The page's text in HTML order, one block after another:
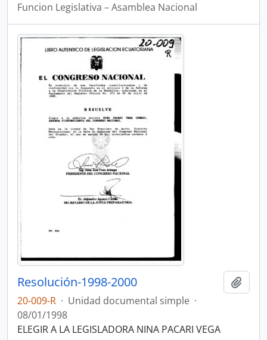
Funcion Legislativa – Asamblea Nacional
Resolución-1998-2000
20-009-R · Unidad documental simple ·
08/01/1998
ELEGIR A LA LEGISLADORA NINA PACARI VEGA